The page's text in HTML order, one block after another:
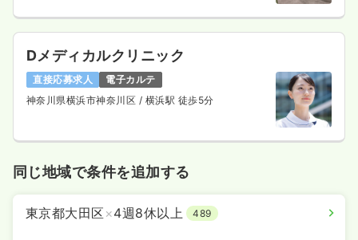
Dメディカルクリニック
直接応募求人
電子カルテ
神奈川県横浜市神奈川区 / 横浜駅 徒歩5分
同じ地域で条件を追加する
東京都大田区 ×4週8休以上 489